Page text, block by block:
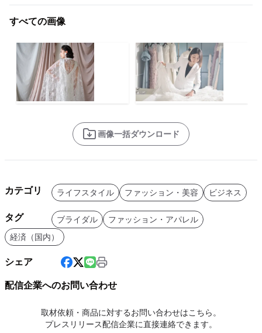
すべての画像
画像一括ダウンロード
カテゴリ ライフスタイル ファッション・美容 ビジネス
タグ ブライダル
ファッション・アパレル
経済（国内）
シェア
配信企業へのお問い合わせ
取材依頼・商品に対するお問い合わせはこちら。
プレスリリース配信企業に直接連絡できます。